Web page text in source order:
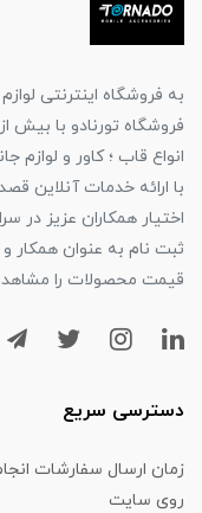
به فروشگاه اینترنتی
فروشگاه تورنادو با
انواع قاب ؛ کاور و
با ارائه خدمات آنلاین
اختیار همکاران عزیز در
قیمت محصولات را
دسترسی سریع
زمان ارسال سفارشات
روی سایت